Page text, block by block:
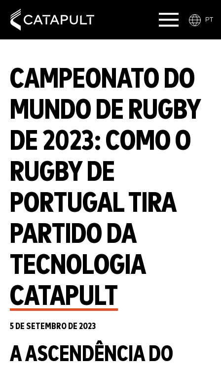
PT
CAMPEONATO DO
MUNDO DE RUGBY
DE 2023: COMO O
RUGBY DE
PORTUGAL TIRA
PARTIDO DA
TECNOLOGIA
CATAPULT
5 DE SETEMBRO DE 2023
A ASCENDÊNCIA DO